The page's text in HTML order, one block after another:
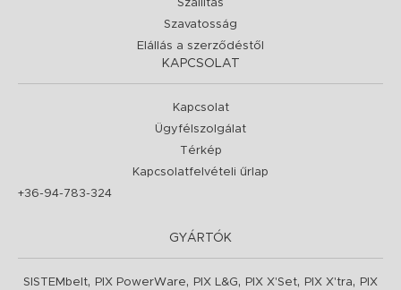
Szállítás
Szavatosság
Elállás a szerződéstől
KAPCSOLAT
Kapcsolat
Ügyfélszolgálat
Térkép
Kapcsolatfelvételi űrlap
+36-94-783-324
GYÁRTÓK
SISTEMbelt, PIX PowerWare, PIX L&G, PIX X'Set, PIX X'tra,
PIX